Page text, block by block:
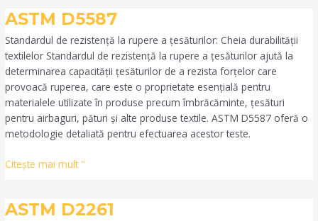
ASTM D5587
Standardul de rezistență la rupere a țesăturilor: Cheia durabilității
textilelor Standardul de rezistență la rupere a țesăturilor ajută la
determinarea capacității țesăturilor de a rezista forțelor care
provoacă ruperea, care este o proprietate esențială pentru
materialele utilizate în produse precum îmbrăcăminte, țesături
pentru airbaguri, pături și alte produse textile. ASTM D5587 oferă o
metodologie detaliată pentru efectuarea acestor teste.
ASTM
Citeşte mai mult "
ASTM D2261
ASTM